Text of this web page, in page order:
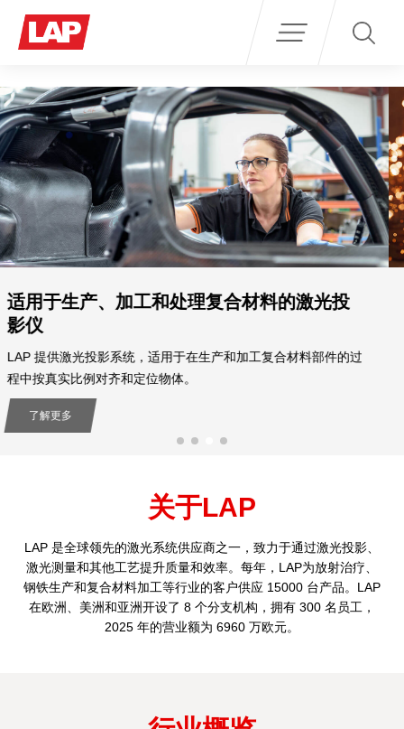
的激光投
合材料部件的过
适用于钢铁行业的激光测量系统
量保证的先进解决方案。
关于LAP
LAP 是全球领先的激光系统供应商之一，致力于通过激光投影、
激光测量和其他工艺提升质量和效率。每年，LAP为放射治疗、
钢铁生产和复合材料加工等行业的客户供应 15000 台产品。LAP
在欧洲、美洲和亚洲开设了 8 个分支机构，拥有 300 名员工，
2025 年的营业额为 6960 万欧元。